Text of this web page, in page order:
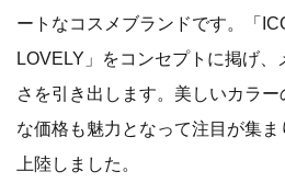
ートなコスメブランドです。「
LOVELY」をコンセプトに掲げ
さを引き出します。美しいカラー
な価格も魅力となって注目が集
上陸しました。